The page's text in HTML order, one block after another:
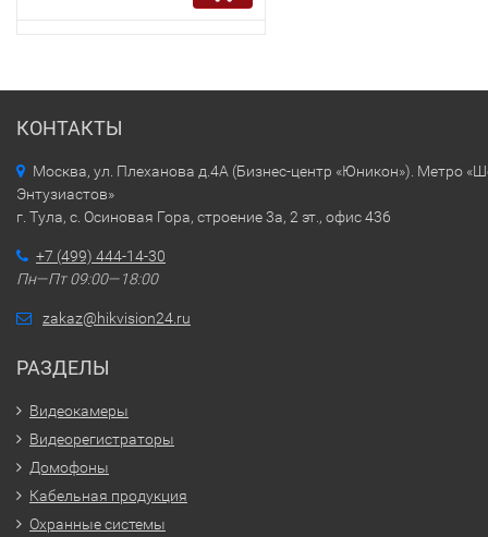
КОНТАКТЫ
Москва, ул. Плеханова д.4А (Бизнес-центр «Юникон»). Метро
Энтузиастов»
г. Тула, с. Осиновая Гора, строение 3а, 2 эт., офис 436
+7 (499) 444-14-30
Пн—Пт 09:00—18:00
zakaz@hikvision24.ru
РАЗДЕЛЫ
Видеокамеры
Видеорегистраторы
Домофоны
Кабельная продукция
Охранные системы